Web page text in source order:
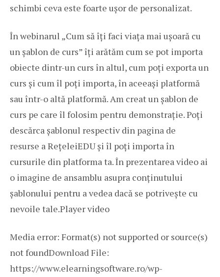
schimbi ceva este foarte ușor de personalizat.
În webinarul „Cum să îți faci viața mai ușoară cu
un șablon de curs” îți arătăm cum se pot importa
obiecte dintr-un curs în altul, cum poți exporta un
curs și cum îl poți importa, în aceeași platformă
sau într-o altă platformă. Am creat un șablon de
curs pe care îl folosim pentru demonstrație. Poți
descărca șablonul respectiv din pagina de
resurse a RețeleiEDU și îl poți importa în
cursurile din platforma ta. În prezentarea video ai
o imagine de ansamblu asupra conținutului
șablonului pentru a vedea dacă se potrivește cu
nevoile tale.Player video
Media error: Format(s) not supported or source(s)
not foundDownload File:
https://www.elearningsoftware.ro/wp-